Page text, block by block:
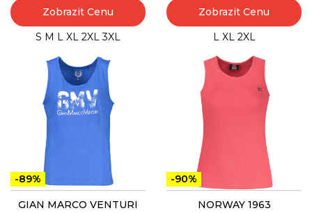
Zobrazit Cenu
S M L XL 2XL 3XL
Zobrazit Cenu
L XL 2XL
-89%
GIAN MARCO VENTURI
-90%
NORWAY 1963